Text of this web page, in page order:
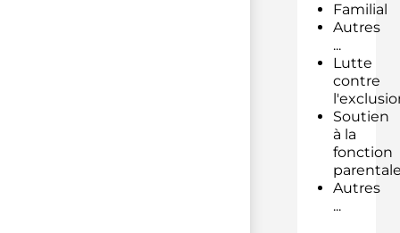
Familial
Autres
...
Lutte
contre
Soutien
à la
fonction
Autres
...